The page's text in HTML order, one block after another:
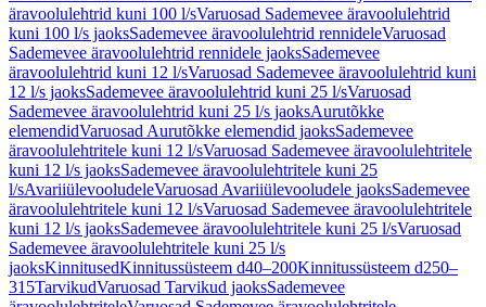
äravoolulehtrid kuni 100 l/sVaruosad Sademevee äravoolulehtrid
kuni 100 l/s jaoksSademevee äravoolulehtrid rennideleVaruosad
Sademevee äravoolulehtrid rennidele jaoksSademevee
äravoolulehtrid kuni 12 l/sVaruosad Sademevee äravoolulehtrid kuni
12 l/s jaoksSademevee äravoolulehtrid kuni 25 l/sVaruosad
Sademevee äravoolulehtrid kuni 25 l/s jaoksAurutõkke
elemendidVaruosad Aurutõkke elemendid jaoksSademevee
äravoolulehtritele kuni 12 l/sVaruosad Sademevee äravoolulehtritele
kuni 12 l/s jaoksSademevee äravoolulehtritele kuni 25
l/sAvariiülevooludeleVaruosad Avariiülevooludele jaoksSademevee
äravoolulehtritele kuni 12 l/sVaruosad Sademevee äravoolulehtritele
kuni 12 l/s jaoksSademevee äravoolulehtritele kuni 25 l/sVaruosad
Sademevee äravoolulehtritele kuni 25 l/s
jaoksKinnitusedKinnitussüsteem d40–200Kinnitussüsteem d250–
315TarvikudVaruosad Tarvikud jaoksSademevee